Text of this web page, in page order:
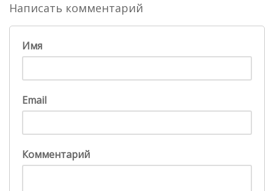
Написать комментарий
Имя
Email
Комментарий